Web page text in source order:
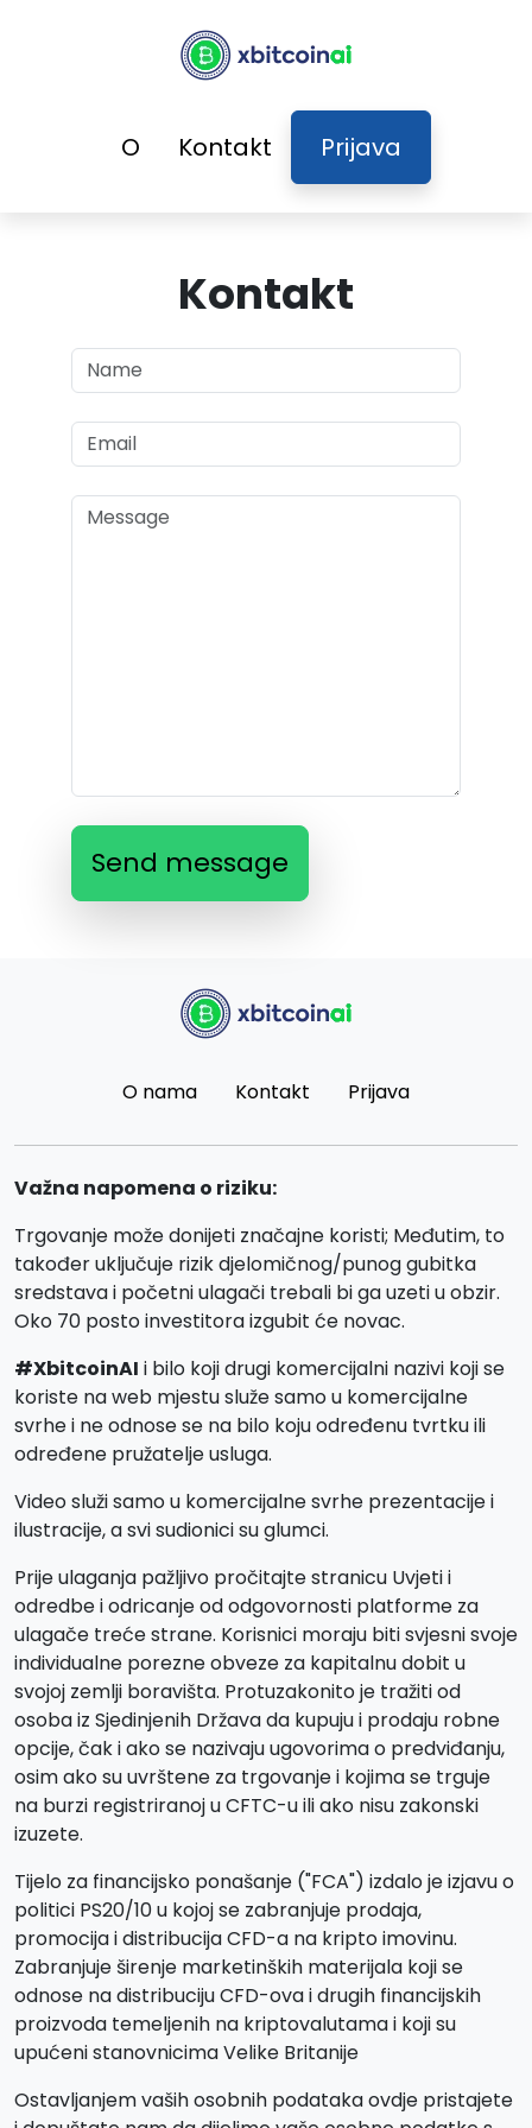
O Kontakt Prijava
Kontakt
Send message
O nama Kontakt Prijava
Važna napomena o riziku:
Trgovanje može donijeti značajne koristi; Međutim, to
također uključuje rizik djelomičnog/punog gubitka
sredstava i početni ulagači trebali bi ga uzeti u obzir.
Oko 70 posto investitora izgubit će novac.
#XbitcoinAI i bilo koji drugi komercijalni nazivi koji se
koriste na web mjestu služe samo u komercijalne
svrhe i ne odnose se na bilo koju određenu tvrtku ili
određene pružatelje usluga.
Video služi samo u komercijalne svrhe prezentacije i
ilustracije, a svi sudionici su glumci.
Prije ulaganja pažljivo pročitajte stranicu Uvjeti i
odredbe i odricanje od odgovornosti platforme za
ulagače treće strane. Korisnici moraju biti svjesni svoje
individualne porezne obveze za kapitalnu dobit u
svojoj zemlji boravišta. Protuzakonito je tražiti od
osoba iz Sjedinjenih Država da kupuju i prodaju robne
opcije, čak i ako se nazivaju ugovorima o predviđanju,
osim ako su uvrštene za trgovanje i kojima se trguje
na burzi registriranoj u CFTC-u ili ako nisu zakonski
izuzete.
Tijelo za financijsko ponašanje ("FCA") izdalo je izjavu o
politici PS20/10 u kojoj se zabranjuje prodaja,
promocija i distribucija CFD-a na kripto imovinu.
Zabranjuje širenje marketinških materijala koji se
odnose na distribuciju CFD-ova i drugih financijskih
proizvoda temeljenih na kriptovalutama i koji su
upućeni stanovnicima Velike Britanije
Ostavljanjem vaših osobnih podataka ovdje pristajete